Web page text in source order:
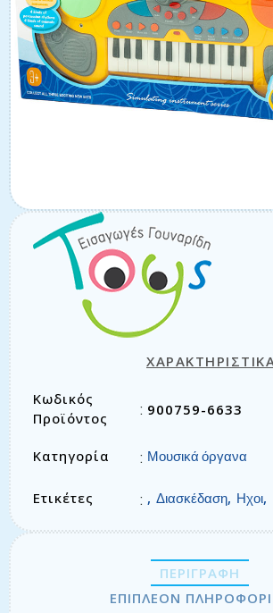
Κωδικός
Προϊόντος
: 900759-6633
Κατηγορία : Μουσικά όργανα
Ετικέτες : , Διασκέδαση, Ηχοι,
ΠΕΡΙΓΡΑΦΉ
ΕΠΙΠΛΈΟΝ